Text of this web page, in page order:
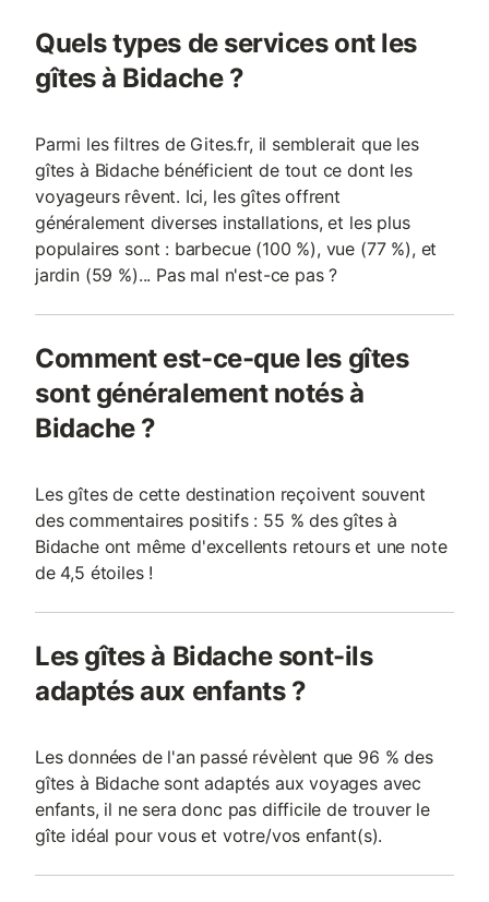
Quels types de services ont les
gîtes à Bidache ?
Parmi les filtres de Gites.fr, il semblerait que les
gîtes à Bidache bénéficient de tout ce dont les
voyageurs rêvent. Ici, les gîtes offrent
généralement diverses installations, et les plus
populaires sont : barbecue (100 %), vue (77 %), et
jardin (59 %)... Pas mal n'est-ce pas ?
Comment est-ce-que les gîtes
sont généralement notés à
Bidache ?
Les gîtes de cette destination reçoivent souvent
des commentaires positifs : 55 % des gîtes à
Bidache ont même d'excellents retours et une note
de 4,5 étoiles !
Les gîtes à Bidache sont-ils
adaptés aux enfants ?
Les données de l'an passé révèlent que 96 % des
gîtes à Bidache sont adaptés aux voyages avec
enfants, il ne sera donc pas difficile de trouver le
gîte idéal pour vous et votre/vos enfant(s).